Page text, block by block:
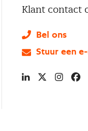
Klant contact
Bel ons
Stuur een e-
LinkedIn
X